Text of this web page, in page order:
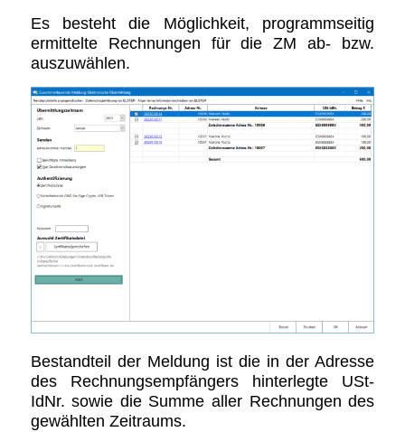
Es besteht die Möglichkeit, programmseitig
ermittelte Rechnungen für die ZM ab- bzw.
auszuwählen.
Bestandteil der Meldung ist die in der Adresse
des Rechnungsempfängers hinterlegte USt-
IdNr. sowie die Summe aller Rechnungen des
gewählten Zeitraums.